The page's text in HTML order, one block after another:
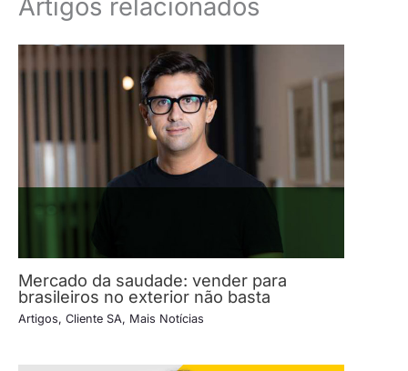
Artigos relacionados
Mercado da saudade: vender para
brasileiros no exterior não basta
Artigos, Cliente SA, Mais Notícias